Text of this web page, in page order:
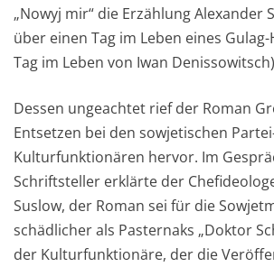
„Nowyj mir“ die Erzählung Alexander
über einen Tag im Leben eines Gulag-
Tag im Leben von Iwan
Dessen ungeachtet rief der Roman
Entsetzen bei den sowjetischen
Kulturfunktionären hervor. Im
Schriftsteller erklärte der
Suslow, der Roman sei für die
schädlicher als Pasternaks „Doktor
der Kulturfunktionäre, der die